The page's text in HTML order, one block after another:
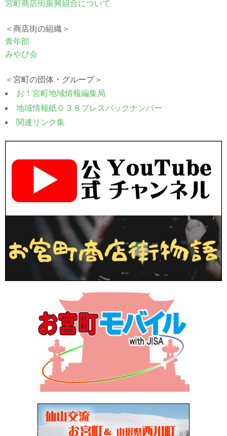
宮町商店街振興組合について
＜商店街の組織＞
青年部
みやび会
＜宮町の団体・グループ＞
お！宮町地域情報編集局
地域情報紙０３８プレスバックナンバー
関連リンク集